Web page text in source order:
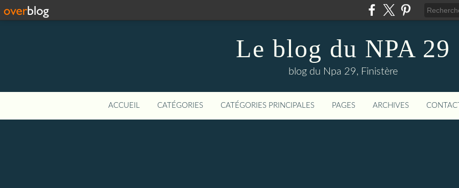
Le blog du NPA 29
blog du Npa 29, Finistère
ACCUEIL CATÉGORIES CATÉGORIES PRINCIPALES PAGES ARCHIVES CONTACT